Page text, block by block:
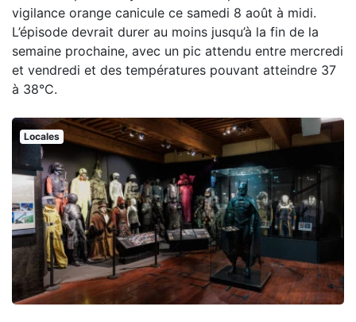
vigilance orange canicule ce samedi 8 août à midi.
L’épisode devrait durer au moins jusqu’à la fin de la
semaine prochaine, avec un pic attendu entre mercredi
et vendredi et des températures pouvant atteindre 37
à 38°C.
Locales